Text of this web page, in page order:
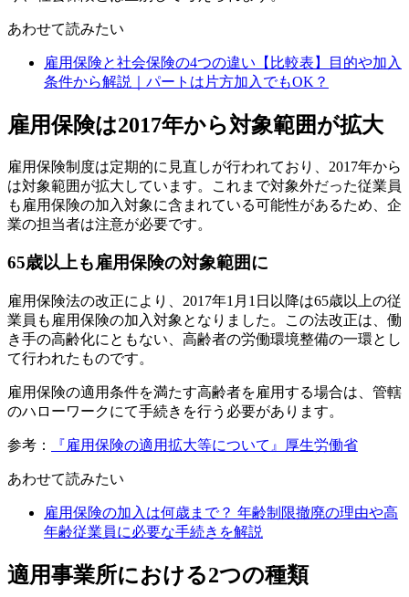
あわせて読みたい
雇用保険と社会保険の4つの違い【比較表】目的や加入
条件から解説｜パートは片方加入でもOK？
雇用保険は2017年から対象範囲が拡大
雇用保険制度は定期的に見直しが行われており、2017年から
は対象範囲が拡大しています。これまで対象外だった従業員
も雇用保険の加入対象に含まれている可能性があるため、企
業の担当者は注意が必要です。
65歳以上も雇用保険の対象範囲に
雇用保険法の改正により、2017年1月1日以降は65歳以上の従
業員も雇用保険の加入対象となりました。この法改正は、働
き手の高齢化にともない、高齢者の労働環境整備の一環とし
て行われたものです。
雇用保険の適用条件を満たす高齢者を雇用する場合は、管轄
のハローワークにて手続きを行う必要があります。
参考： 『雇用保険の適用拡大等について』厚生労働省
あわせて読みたい
雇用保険の加入は何歳まで？ 年齢制限撤廃の理由や高
年齢従業員に必要な手続きを解説
適用事業所における2つの種類